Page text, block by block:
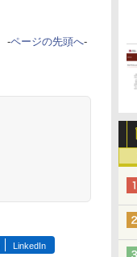
-ページの先頭へ-
LinkedIn